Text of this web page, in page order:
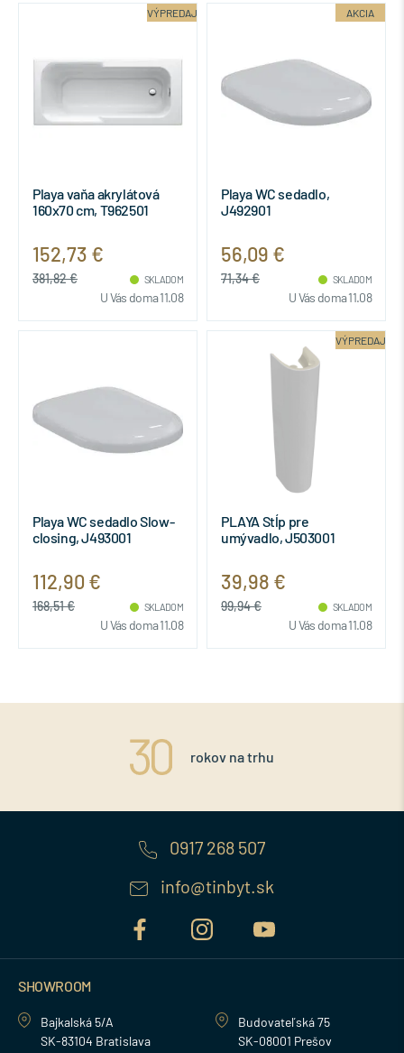
VÝPREDAJ
Playa vaňa akrylátová
160x70 cm, T962501
152,73 €
381,82 € SKLADOM
U Vás doma 11.08
AKCIA
Playa WC sedadlo,
J492901
56,09 €
71,34 € SKLADOM
U Vás doma 11.08
Playa WC sedadlo Slow-
closing, J493001
112,90 €
168,51 € SKLADOM
U Vás doma 11.08
VÝPREDAJ
PLAYA Stĺp pre
umývadlo, J503001
39,98 €
99,94 € SKLADOM
U Vás doma 11.08
rokov na trhu
0917 268 507
info@tinbyt.sk
SHOWROOM
Bajkalská 5/A
SK-83104 Bratislava
Budovateľská 75
SK-08001 Prešov